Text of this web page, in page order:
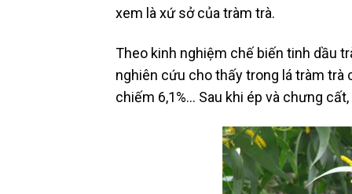
xem là xứ sở của tràm trà.
Theo kinh nghiệm chế biến tinh dầu
nghiên cứu cho thấy trong lá tràm trà
chiếm 6,1%… Sau khi ép và chưng